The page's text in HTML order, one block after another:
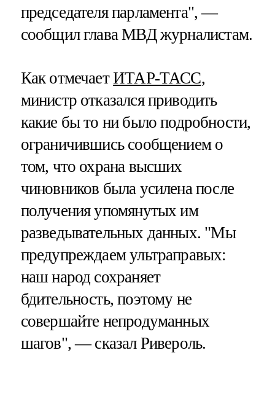
председателя парламента", —
сообщил глава МВД журналистам.
Как отмечаетИТАР-ТАСС,
министр отказался приводить
какие бы то ни было подробности,
ограничившись сообщением о
том, что охрана высших
чиновников была усилена после
получения упомянутых им
разведывательных данных. "Мы
предупреждаем ультраправых:
наш народ сохраняет
бдительность, поэтому не
совершайте непродуманных
шагов", — сказал Ривероль.